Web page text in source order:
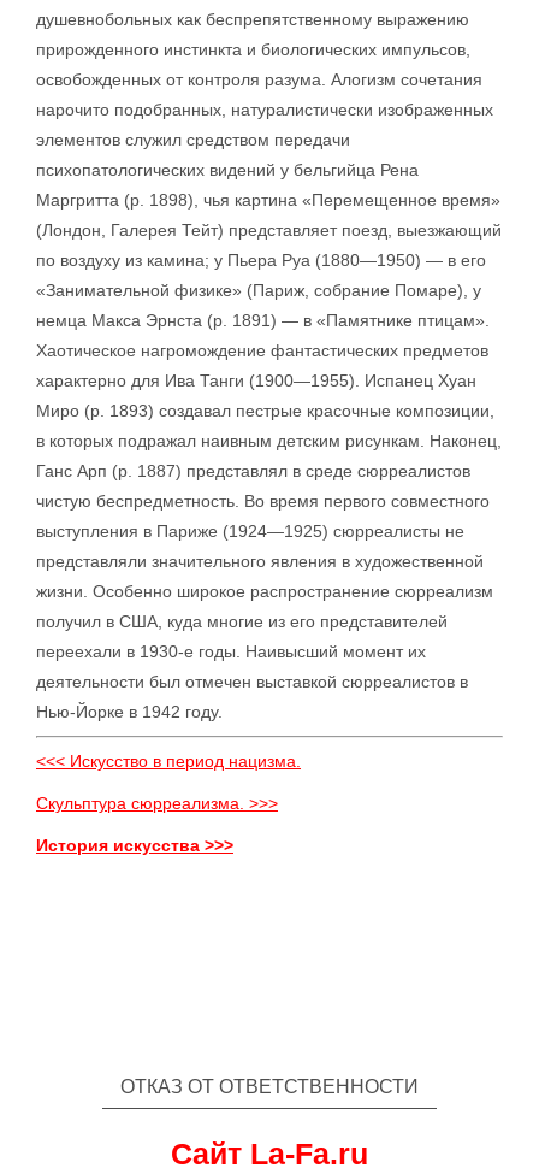
душевнобольных как беспрепятственному выражению
прирожденного инстинкта и биологических импульсов,
освобожденных от контроля разума. Алогизм сочетания
нарочито подобранных, натуралистически изображенных
элементов служил средством передачи
психопатологических видений у бельгийца Рена
Маргритта (р. 1898), чья картина «Перемещенное время»
(Лондон, Галерея Тейт) представляет поезд, выезжающий
по воздуху из камина; у Пьера Руа (1880—1950) — в его
«Занимательной физике» (Париж, собрание Помаре), у
немца Макса Эрнста (р. 1891) — в «Памятнике птицам».
Хаотическое нагромождение фантастических предметов
характерно для Ива Танги (1900—1955). Испанец Хуан
Миро (р. 1893) создавал пестрые красочные композиции,
в которых подражал наивным детским рисункам. Наконец,
Ганс Арп (р. 1887) представлял в среде сюрреалистов
чистую беспредметность. Во время первого совместного
выступления в Париже (1924—1925) сюрреалисты не
представляли значительного явления в художественной
жизни. Особенно широкое распространение сюрреализм
получил в США, куда многие из его представителей
переехали в 1930-е годы. Наивысший момент их
деятельности был отмечен выставкой сюрреалистов в
Нью-Йорке в 1942 году.
<<< Искусство в период нацизма.
Скульптура сюрреализма. >>>
История искусства >>>
ОТКАЗ ОТ ОТВЕТСТВЕННОСТИ
Сайт La-Fa.ru